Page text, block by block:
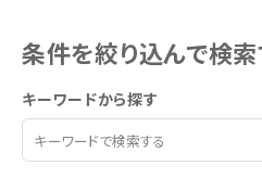
条件を絞り込んで検索
キーワードから探す